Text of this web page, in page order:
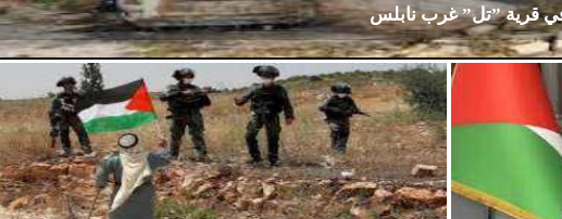
قرية ”تل” غرب نابلس